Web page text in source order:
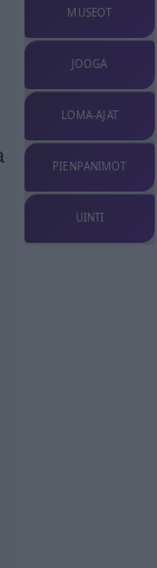
MUSEOT
JOOGA
LOMA-AJAT
PIENPANIMOT
UINTI